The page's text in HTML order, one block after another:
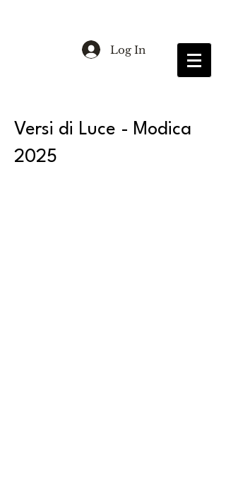
Log In
Versi di Luce - Modica
2025